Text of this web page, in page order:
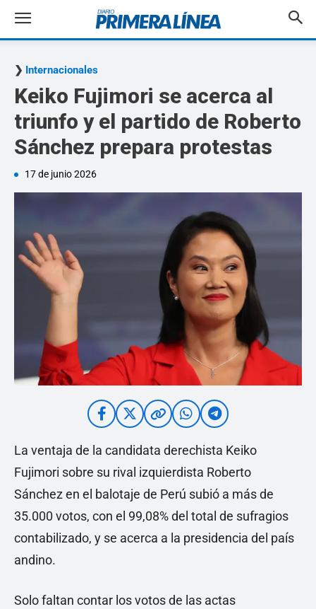
Internacionales
Keiko Fujimori se acerca al
triunfo y el partido de Roberto
Sánchez prepara protestas
17 de junio 2026
La ventaja de la candidata derechista Keiko
Fujimori sobre su rival izquierdista Roberto
Sánchez en el balotaje de Perú subió a más de
35.000 votos, con el 99,08% del total de sufragios
contabilizado, y se acerca a la presidencia del país
andino.
Solo faltan contar los votos de las actas